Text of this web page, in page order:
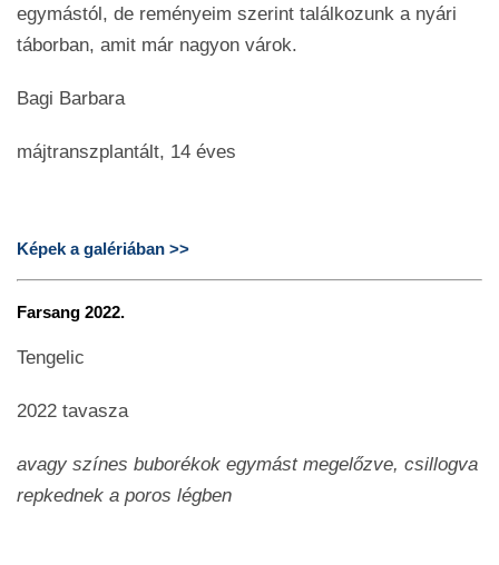
egymástól, de reményeim szerint találkozunk a nyári
táborban, amit már nagyon várok.
Bagi Barbara
májtranszplantált, 14 éves
Képek a galériában >>
Farsang 2022.
Tengelic
2022 tavasza
avagy színes buborékok egymást megelőzve, csillogva
repkednek a poros légben